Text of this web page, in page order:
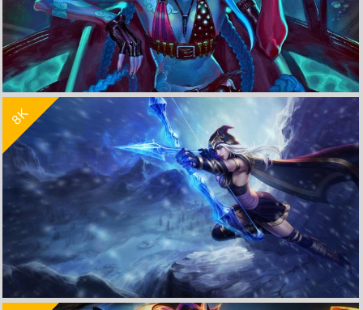
英雄联盟金克丝游戏高清壁纸
8K
立 即 下 载
收 藏
立 即 下 载
收 藏